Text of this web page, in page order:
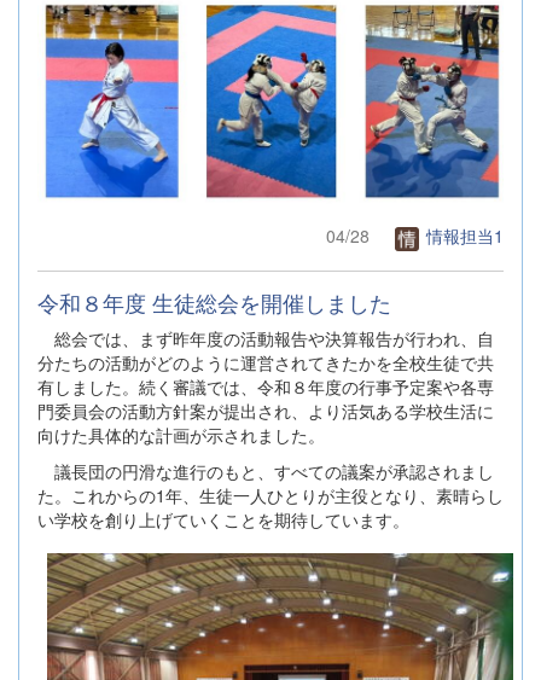
04/28 情報担当1
令和８年度 生徒総会を開催しました
総会では、まず昨年度の活動報告や決算報告が行われ、自
分たちの活動がどのように運営されてきたかを全校生徒で共
有しました。続く審議では、令和８年度の行事予定案や各専
門委員会の活動方針案が提出され、より活気ある学校生活に
向けた具体的な計画が示されました。
議長団の円滑な進行のもと、すべての議案が承認されまし
た。これからの1年、生徒一人ひとりが主役となり、素晴らし
い学校を創り上げていくことを期待しています。